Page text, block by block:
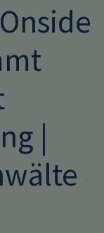
|